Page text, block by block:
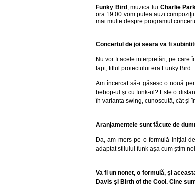
Funky Bird , muzica lui Charlie
ora 19:00 vom putea auzi
mai multe despre programul
Concertul de joi seara va fi
Nu vor fi acele interpretări, pe care
fapt, titlul proiectului era Funky Bird.
Am încercat să-i găsesc o nouă
bebop-ul și cu funk-ul? Este o
în varianta swing, cunoscută, cât și
Aranjamentele sunt făcute de
Da, am mers pe o formulă inițial
adaptat stilului funk așa cum știm
Va fi un nonet, o formulă, și
Davis și Birth of the Cool. Cine